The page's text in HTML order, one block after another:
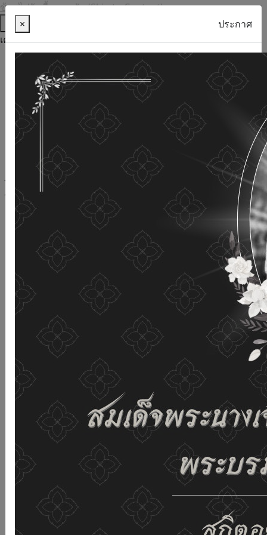
ข้ามไปยังเนื้อหาหลัก (Skip to Content)
ช่วยเหลือ
เครื่องมือการเข้าถึง
ภาษาไทย
ภาษาอังกฤษ
เพิ่มขนาดตัวอักษร
ลดขนาดตัวอักษร
ขนาดตัวอักษรปกติ
ความคมชัดสูง
ความคมชัดเชิงลบ
ความคมชัดปกติ
เปิดอ่านด้วยเสียง
ปิดอ่านด้วยเสียง
ผังเว็บไซต์
เว็บไซต์นี้ใช้คุกกี้ (Cookies)
กรมกิจการผู้สูงอายุ
ให้ความสำคัญต่อข้อมูลส่วนบุคคลของ
ท่าน เพื่อการพัฒนาและปรับปรุงเว็บไซต์ หากท่านใช้บริการ
เว็บไซต์นี้โดยไม่มีการปรับตั้งค่าใดๆ แสดงว่าท่านยินยอมที่จะ
รับคุกกี้บนเว็บไซต์ และนโยบายสิทธิส่วนบุคคลของเรา
ดูรายละเอียด ยอมรับทั้งหมด
02-659-6811 saraban@dop.mail.go.th
เปลี่ยนการแสดงผล
ก-ก
× ประกาศ